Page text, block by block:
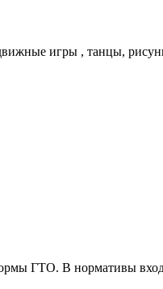
игры , танцы,
ГТО. В нормативы